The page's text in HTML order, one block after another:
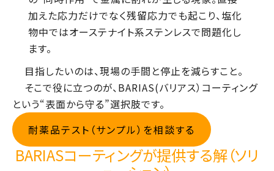
加えた応力だけでなく残留応力でも起こり、塩化
物中ではオーステナイト系ステンレスで問題化し
ます。
目指したいのは、現場の手間と停止を減らすこと。
そこで役に立つのが、BARIAS(バリアス）コーティング
という“表面から守る”選択肢です。
耐薬品テスト（サンプル）を相談する
BARIASコーティングが提供する解（ソリ